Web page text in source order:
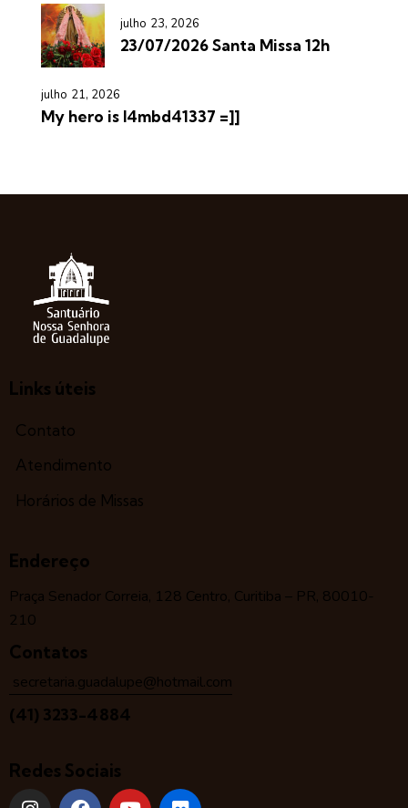
julho 23, 2026
23/07/2026 Santa Missa 12h
julho 21, 2026
My hero is l4mbd41337 =]]
Links úteis
Contato
Atendimento
Horários de Missas
Endereço
Praça Senador Correia, 128 Centro, Curitiba – PR, 80010-
210
Contatos
secretaria.guadalupe@hotmail.com
(41) 3233-4884
Redes Sociais